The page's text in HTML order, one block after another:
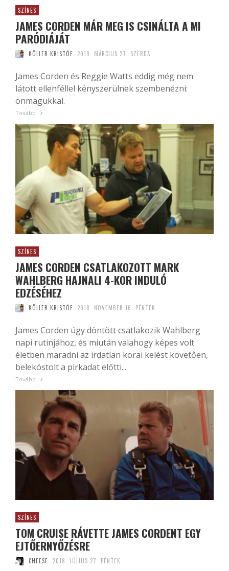
SZÍNES
JAMES CORDEN MÁR MEG IS CSINÁLTA A MI
PARÓDIÁJÁT
KÖLLER KRISTÓF 2019. MÁRCIUS 27. SZERDA
James Corden és Reggie Watts eddig még nem
látott ellenféllel kényszerülnek szembenézni:
önmagukkal.
Tovább
SZÍNES
JAMES CORDEN CSATLAKOZOTT MARK
WAHLBERG HAJNALI 4-KOR INDULÓ
EDZÉSÉHEZ
KÖLLER KRISTÓF 2018. NOVEMBER 16. PÉNTEK
James Corden úgy döntött csatlakozik Wahlberg
napi rutinjához, és miután valahogy képes volt
életben maradni az irdatlan korai kelést követően,
belekóstolt a pirkadat előtti...
Tovább
SZÍNES
TOM CRUISE RÁVETTE JAMES CORDENT EGY
EJTŐERNYŐZÉSRE
CHEESE 2018. JÚLIUS 27. PÉNTEK